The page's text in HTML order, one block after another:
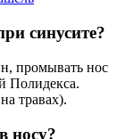
синусите?
промывать нос
Полидекса.
травах).
носу?